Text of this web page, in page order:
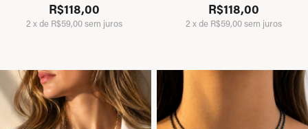
R$118,00
2xde R$59,00sem juros
R$118,00
2xde R$59,00sem juros